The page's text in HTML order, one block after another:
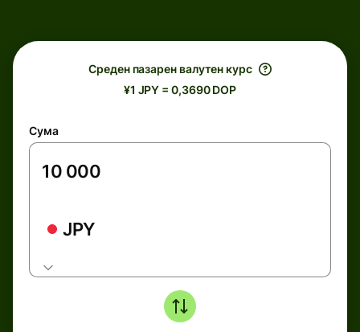
Среден пазарен валутен курс
¥1 JPY = 0,3690 DOP
Сума
JPY